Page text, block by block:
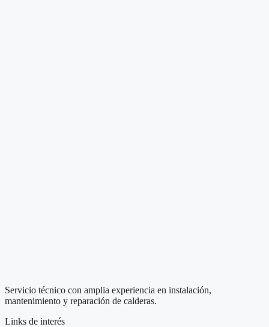
Servicio técnico con amplia experiencia en instalación,
mantenimiento y reparación de calderas.
Links de interés